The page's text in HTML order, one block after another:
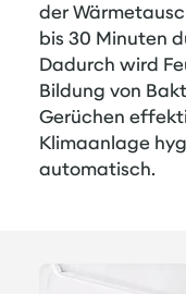
der
bis 30 Minuten
Dadurch wird
Bildung von
Gerüchen
Klimaanlage
automatisch.